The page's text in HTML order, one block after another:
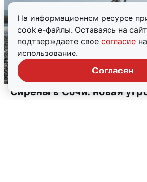
На информационном ресурсе
cookie-файлы. Оставаясь на
подтверждаете свое согласие
использование.
Согласен
Сирены в Сочи: новая